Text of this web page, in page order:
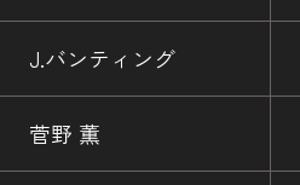
J.バンティング
菅野 薫